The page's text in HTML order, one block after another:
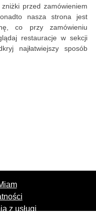
przed zamówieniem
nasza strona jest
co przy zamówieniu
restauracje w sekcji
najłatwiejszy sposób
z usługi